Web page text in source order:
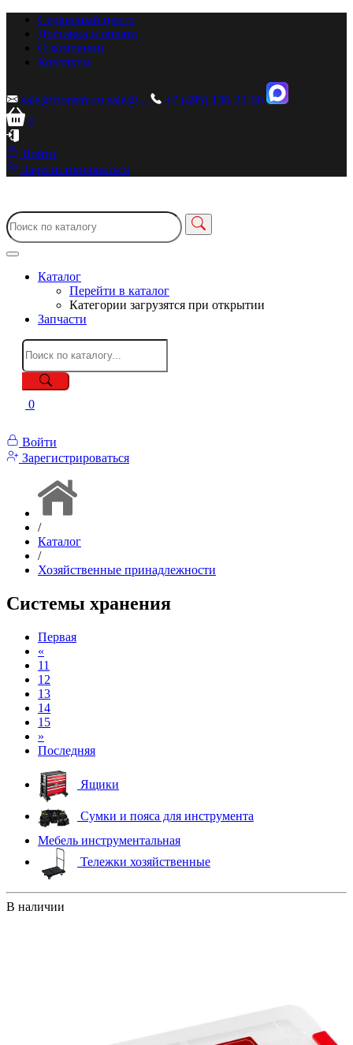
Сервисный центр
Доставка и оплата
О компании
Контакты
sale@zionstm.ru sale@...
+7 (495) 136-23-00
0
Войти
Зарегистрироваться
Каталог
Перейти в каталог
Категории загрузятся при открытии
Запчасти
0
Войти
Зарегистрироваться
/
Каталог
/
Хозяйственные принадлежности
Системы хранения
Первая
«
11
12
13
14
15
»
Последняя
Ящики
Сумки и пояса для инструмента
Мебель инструментальная
Тележки хозяйственные
В наличии